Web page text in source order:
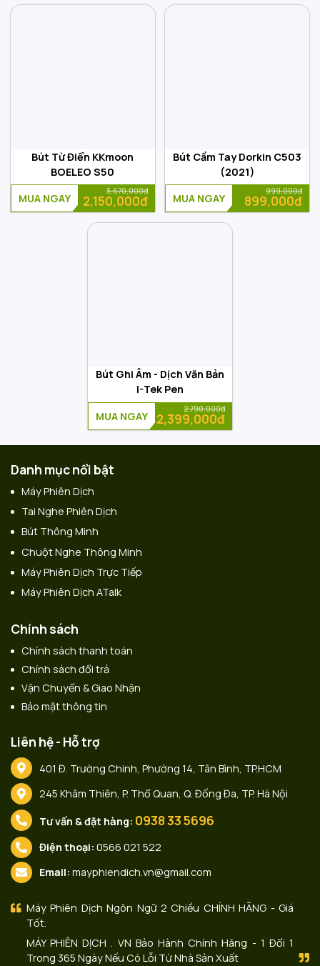
Bút Từ Điển KKmoon
BOELEO S50
MUA NGAY
3,670,000đ
2,150,000đ
Bút Cầm Tay Dorkin C503
(2021)
MUA NGAY
999,000đ
899,000đ
Bút Ghi Âm - Dịch Văn Bản
I-Tek Pen
MUA NGAY
2,790,000đ
2,399,000đ
Máy Phiên Dịch Ngôn Ngữ 2 Chiều CHÍNH HÃNG - Giá
Tốt.
MÁY PHIÊN DỊCH . VN Bảo Hành Chính Hãng - 1 Đổi 1
Trong 365 Ngày Nếu Có Lỗi Từ Nhà Sản Xuất
Danh mục nổi bật
Máy Phiên Dịch
Tai Nghe Phiên Dịch
Bút Thông Minh
Chuột Nghe Thông Minh
Máy Phiên Dịch Trực Tiếp
Máy Phiên Dịch ATalk
Chính sách
Chính sách thanh toán
Chính sách đổi trả
Vận Chuyển & Giao Nhận
Bảo mật thông tin
Liên hệ - Hỗ trợ
401 Đ. Trường Chinh, Phường 14, Tân Bình, TP.HCM
245 Khâm Thiên, P. Thổ Quan, Q. Đống Đa, TP. Hà Nội
Tư vấn & đặt hàng: 0938 33 5696
Điện thoại: 0566 021 522
Email: mayphiendich.vn@gmail.com